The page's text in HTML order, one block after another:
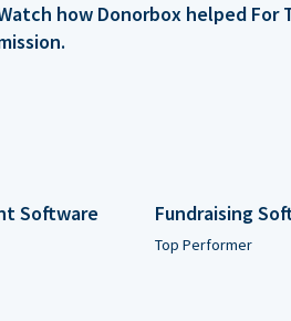
how Donorbox helped
Software Fundraising
Top Performer